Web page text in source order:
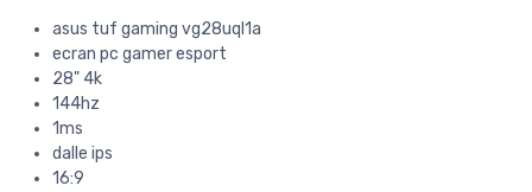
asus tuf gaming vg28uql1a
ecran pc gamer esport
28" 4k
144hz
1ms
dalle ips
16:9